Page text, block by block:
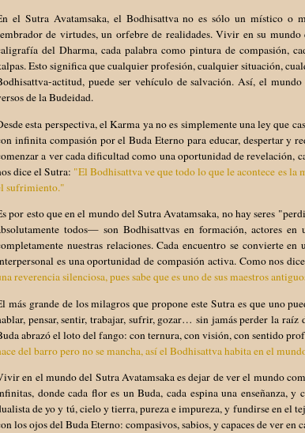
el Sutra Avatamsaka, el Bodhisattva no es sólo un místico o
de virtudes, un orfebre de realidades. Vivir en su
del Dharma, cada palabra como pintura de compasión,
Esto significa que cualquier profesión, cualquier situación,
actitud, puede ser vehículo de salvación. Así, el
de la Budeidad.
esta perspectiva, el Karma ya no es simplemente una ley que
infinita compasión por el Buda Eterno para educar, despertar y
a ver cada dificultad como una oportunidad de revelación,
dice el Sutra: "El Bodhisattva ve que todo lo que le acontece es
sufrimiento."
por esto que en el mundo del Sutra Avatamsaka, no hay seres
todos— son Bodhisattvas en formación, actores
nuestras relaciones. Cada encuentro se convierte
es una oportunidad de compasión activa. Como nos
reverencia silenciosa, pues sabe que es uno de sus maestros
más grande de los milagros que propone este Sutra es que uno
pensar, sentir, trabajar, sufrir, gozar… sin jamás perder la
abrazó el loto del fango: con ternura, con visión, con sentido
del barro pero no se mancha, así el Bodhisattva habita en el
en el mundo del Sutra Avatamsaka es dejar de ver el mundo
donde cada flor es un Buda, cada espina una enseñanza,
de yo y tú, cielo y tierra, pureza e impureza, y fundirse en el
los ojos del Buda Eterno: compasivos, sabios, y capaces de ver en